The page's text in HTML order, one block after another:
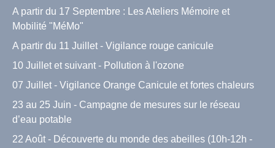
A partir du 17 Septembre : Les Ateliers Mémoire et
Mobilité "MéMo"
A partir du 11 Juillet - Vigilance rouge canicule
10 Juillet et suivant - Pollution à l'ozone
07 Juillet - Vigilance Orange Canicule et fortes chaleurs
23 au 25 Juin - Campagne de mesures sur le réseau
d’eau potable
22 Août - Découverte du monde des abeilles (10h-12h -